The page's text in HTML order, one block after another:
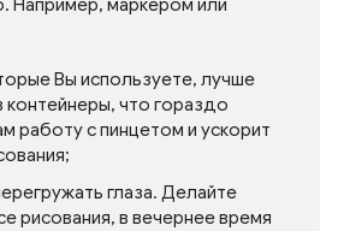
Например, маркером или
Вы используете, лучше
контейнеры, что гораздо
работу с пинцетом и ускорит
глаза. Делайте
рисования, в вечернее время